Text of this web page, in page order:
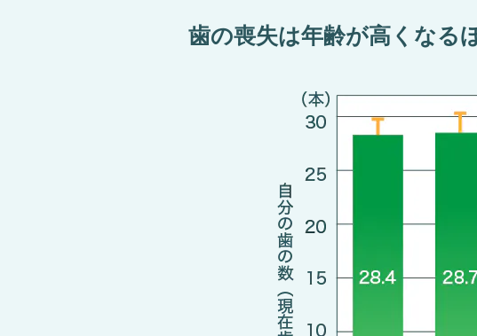
⻭の喪失は年齢が⾼くなる